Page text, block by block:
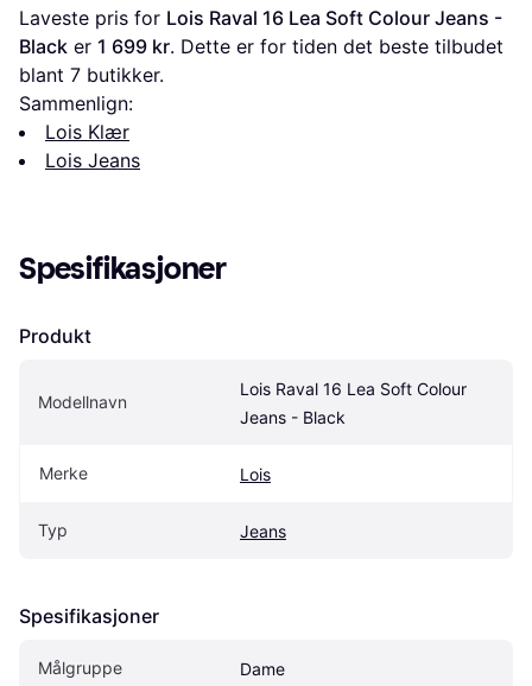
Laveste pris for Lois Raval 16 Lea Soft Colour Jeans -
Black er 1 699 kr. Dette er for tiden det beste tilbudet
blant 7 butikker.
Sammenlign:
Lois Klær
Lois Jeans
Spesifikasjoner
Produkt
Modellnavn
Lois Raval 16 Lea Soft Colour
Jeans - Black
Merke Lois
Typ Jeans
Spesifikasjoner
Målgruppe Dame